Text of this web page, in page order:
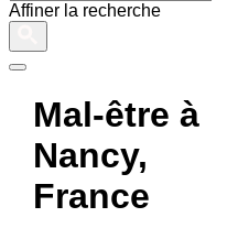
Affiner la recherche
Mal-être à
Nancy,
France